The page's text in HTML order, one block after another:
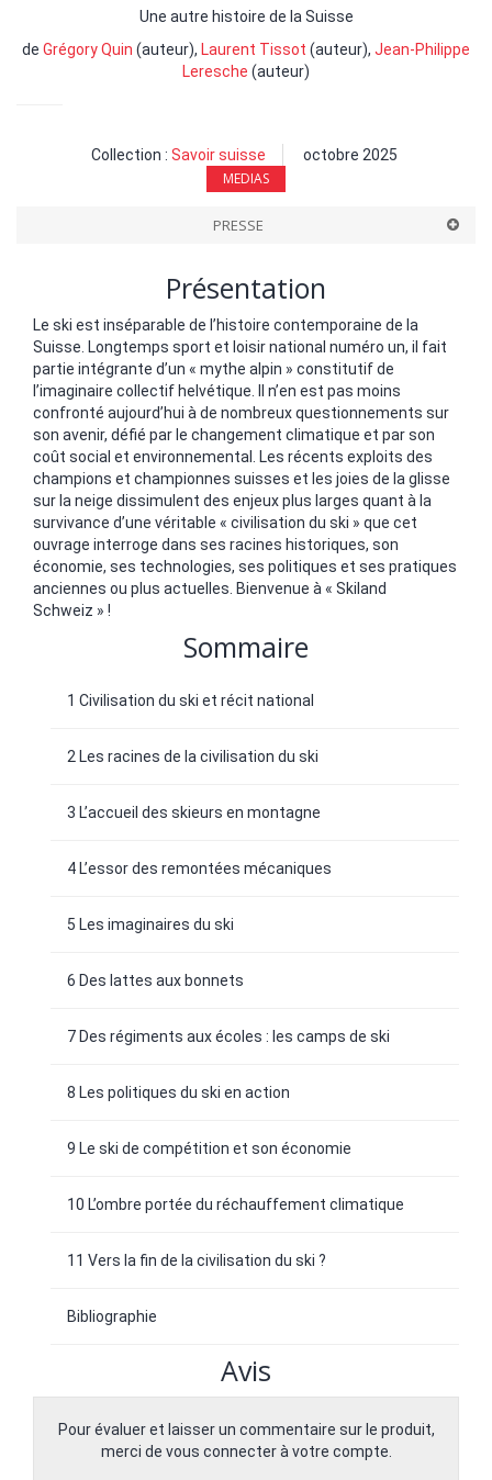
Une autre histoire de la Suisse
de Grégory Quin (auteur), Laurent Tissot (auteur), Jean-Philippe
Leresche (auteur)
Collection : Savoir suisse octobre 2025
MEDIAS
PRESSE
Présentation
Le ski est inséparable de l’histoire contemporaine de la
Suisse. Longtemps sport et loisir national numéro un, il fait
partie intégrante d’un « mythe alpin » constitutif de
l’imaginaire collectif helvétique. Il n’en est pas moins
confronté aujourd’hui à de nombreux questionnements sur
son avenir, défié par le changement climatique et par son
coût social et environnemental. Les récents exploits des
champions et championnes suisses et les joies de la glisse
sur la neige dissimulent des enjeux plus larges quant à la
survivance d’une véritable « civilisation du ski » que cet
ouvrage interroge dans ses racines historiques, son
économie, ses technologies, ses politiques et ses pratiques
anciennes ou plus actuelles. Bienvenue à « Skiland
Schweiz » !
Sommaire
1 Civilisation du ski et récit national
2 Les racines de la civilisation du ski
3 L’accueil des skieurs en montagne
4 L’essor des remontées mécaniques
5 Les imaginaires du ski
6 Des lattes aux bonnets
7 Des régiments aux écoles : les camps de ski
8 Les politiques du ski en action
9 Le ski de compétition et son économie
10 L’ombre portée du réchauffement climatique
11 Vers la fin de la civilisation du ski ?
Bibliographie
Avis
Pour évaluer et laisser un commentaire sur le produit,
merci de vous connecter à votre compte.